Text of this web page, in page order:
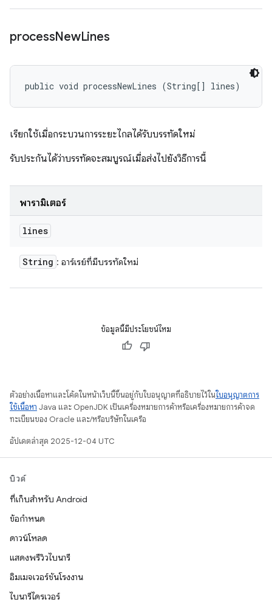
processNewLines
public void processNewLines (String[] lines)
เรียกใช้เมื่อกระบวนการระยะไกลได้รับบรรทัดใหม่
รับประกันได้ว่าบรรทัดจะสมบูรณ์เมื่อส่งไปยังวิธีการนี้
พารามิเตอร์
lines
String : อาร์เรย์ที่มีบรรทัดใหม่
ข้อมูลนี้มีประโยชน์ไหม
ตัวอย่างเนื้อหาและโค้ดในหน้าเว็บนี้ขึ้นอยู่กับใบอนุญาตที่อธิบายไว้ในใบอนุญาตการ
ใช้เนื้อหา Java และ OpenJDK เป็นเครื่องหมายการค้าหรือเครื่องหมายการค้าจด
ทะเบียนของ Oracle และ/หรือบริษัทในเครือ
อัปเดตล่าสุด 2025-12-04 UTC
บิวด์
ที่เก็บสำหรับ Android
ข้อกำหนด
ดาวน์โหลด
แสดงพรีวิวไบนารี
อิมเมจเวอร์ชันโรงงาน
ไบนารีไดรเวอร์